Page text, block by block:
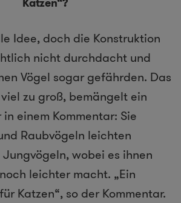
Idee, doch die Konstruktion
nicht durchdacht und
Vögel sogar gefährden. Das
zu groß, bemängelt ein
einem Kommentar: Sie
Raubvögeln leichten
wobei es ihnen
leichter macht. „Ein
Katzen“, so der Kommentar.